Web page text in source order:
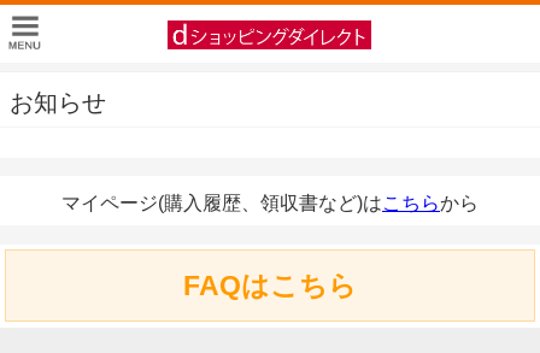
お知らせ
マイページ(購入履歴、領収書など)はこちらから
FAQはこちら